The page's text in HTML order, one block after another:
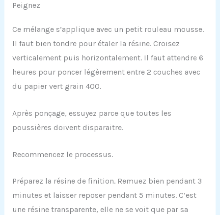
Peignez
Ce mélange s’applique avec un petit rouleau mousse.
Il faut bien tondre pour étaler la résine. Croisez
verticalement puis horizontalement. Il faut attendre 6
heures pour poncer légèrement entre 2 couches avec
du papier vert grain 400.
Après ponçage, essuyez parce que toutes les
poussières doivent disparaitre.
Recommencez le processus.
Préparez la résine de finition. Remuez bien pendant 3
minutes et laisser reposer pendant 5 minutes. C’est
une résine transparente, elle ne se voit que par sa